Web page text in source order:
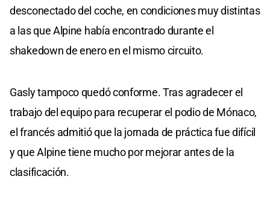
desconectado del coche, en condiciones muy distintas
a las que Alpine había encontrado durante el
shakedown de enero en el mismo circuito.
Gasly tampoco quedó conforme. Tras agradecer el
trabajo del equipo para recuperar el podio de Mónaco,
el francés admitió que la jornada de práctica fue difícil
y que Alpine tiene mucho por mejorar antes de la
clasificación.